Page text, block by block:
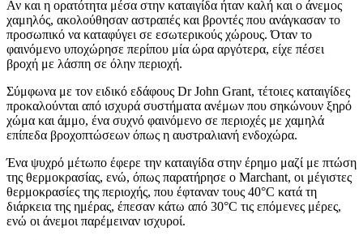
Αν και η ορατότητα μέσα στην καταιγίδα ήταν καλή και ο άνεμος
χαμηλός, ακολούθησαν αστραπές και βροντές που ανάγκασαν το
προσωπικό να καταφύγει σε εσωτερικούς χώρους. Όταν το
φαινόμενο υποχώρησε περίπου μία ώρα αργότερα, είχε πέσει
βροχή με λάσπη σε όλην περιοχή.
Σύμφωνα με τον ειδικό εδάφους Dr John Grant, τέτοιες καταιγίδες
προκαλούνται από ισχυρά συστήματα ανέμων που σηκώνουν ξηρό
χώμα και άμμο, ένα συχνό φαινόμενο σε περιοχές με χαμηλά
επίπεδα βροχοπτώσεων όπως η αυστραλιανή ενδοχώρα.
Ένα ψυχρό μέτωπο έφερε την καταιγίδα στην έρημο μαζί με πτώση
της θερμοκρασίας, ενώ, όπως παρατήρησε ο Marchant, οι μέγιστες
θερμοκρασίες της περιοχής, που έφταναν τους 40°C κατά τη
διάρκεια της ημέρας, έπεσαν κάτω από 30°C τις επόμενες μέρες,
ενώ οι άνεμοι παρέμειναν ισχυροί.